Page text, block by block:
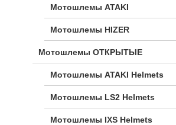
Мотошлемы ATAKI
Мотошлемы HIZER
Мотошлемы ОТКРЫТЫЕ
Мотошлемы ATAKI Helmets
Мотошлемы LS2 Helmets
Мотошлемы IXS Helmets